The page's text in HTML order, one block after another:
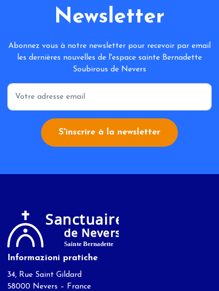
Newsletter
Abonnez vous à notre newsletter pour recevoir par email
les dernières nouvelles de l'espace sainte Bernadette
Soubirous de Nevers
*
S'inscrire à la newsletter
Informazioni pratiche
34, Rue Saint Gildard
58000 Nevers – France